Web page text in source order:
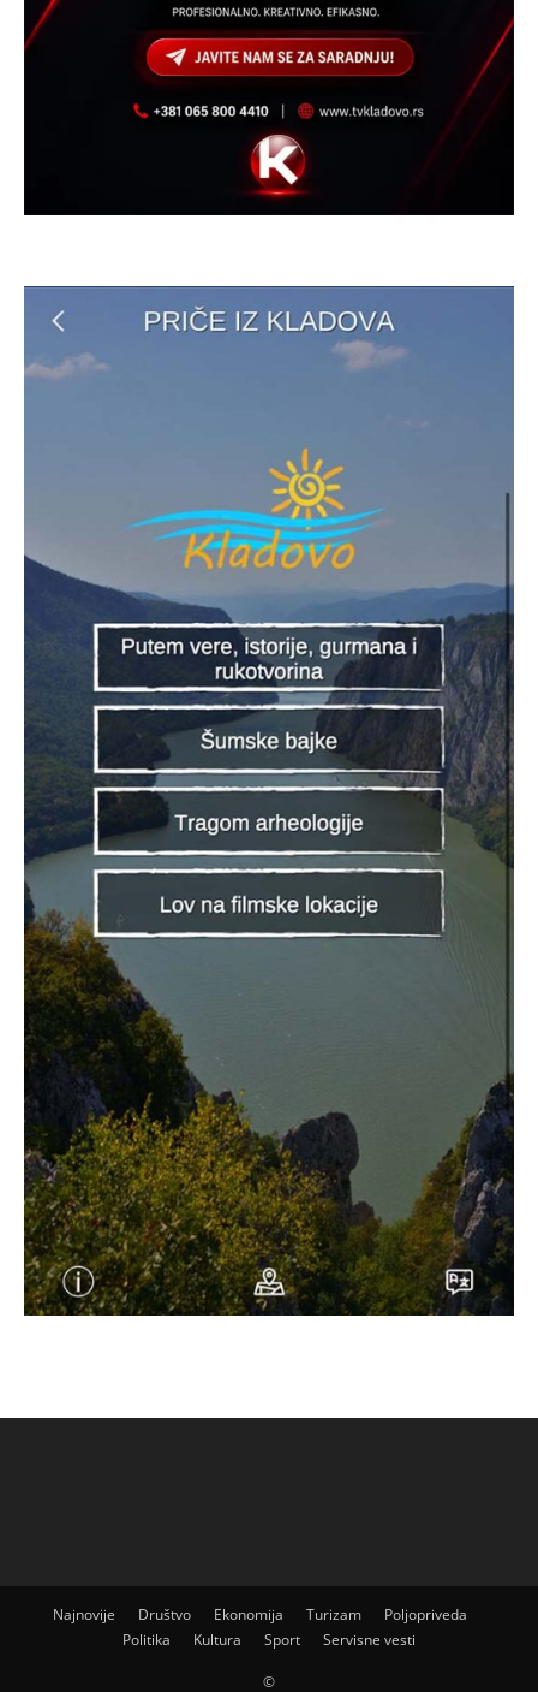
Najnovije Društvo Ekonomija Turizam
Poljopriveda
Politika
Kultura Sport Servisne vesti
©